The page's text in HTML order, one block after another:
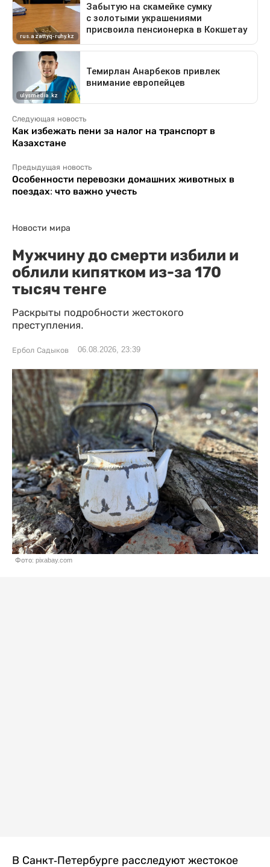
Следующая новость
Как избежать пени за налог на транспорт в
Казахстане
Предыдущая новость
Особенности перевозки домашних животных в
поездах: что важно учесть
Новости мира
Мужчину до смерти избили и
облили кипятком из-за 170
тысяч тенге
Раскрыты подробности жестокого
преступления.
Ербол Садыков 06.08.2026, 23:39
Фото: pixabay.com
В Санкт-Петербурге расследуют жестокое